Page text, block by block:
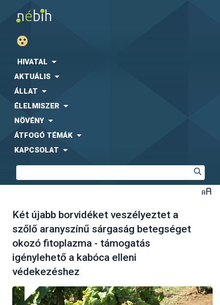
HIVATAL
AKTUÁLIS
ÁLLAT
ÉLELMISZER
NÖVÉNY
ÁTFOGÓ TÉMÁK
KAPCSOLAT
Két újabb borvidéket veszélyeztet a
szőlő aranyszínű sárgaság betegséget
okozó fitoplazma - támogatás
igénylehető a kabóca elleni
védekezéshez